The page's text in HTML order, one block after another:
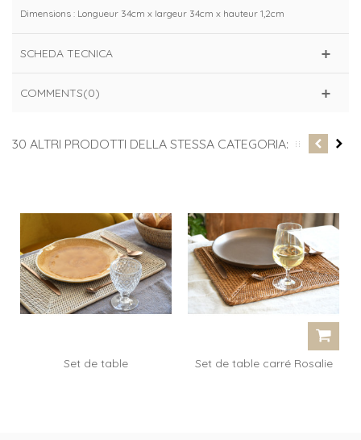
Dimensions : Longueur 34cm x largeur 34cm x hauteur 1,2cm
SCHEDA TECNICA
COMMENTS(0)
30 ALTRI PRODOTTI DELLA STESSA CATEGORIA:
Set de table
Set de table carré Rosalie